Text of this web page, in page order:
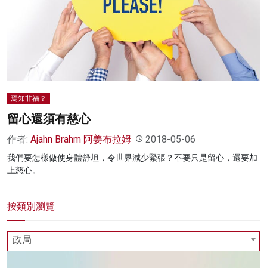
焉知非福？
留心還須有慈心
作者: Ajahn Brahm 阿姜布拉姆 2018-05-06
我們要怎樣做使身體舒坦，令世界減少緊張？不要只是留心，還要加
上慈心。
按類別瀏覽
政局